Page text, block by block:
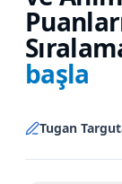
başla
Tugan